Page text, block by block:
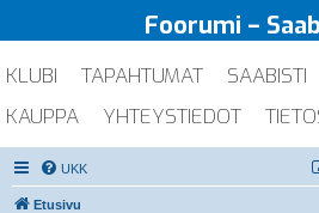
Foorumi –
KLUBI TAPAHTUMAT SAABISTI
KAUPPA
YHTEYSTIEDOT
UKK
Etusivu